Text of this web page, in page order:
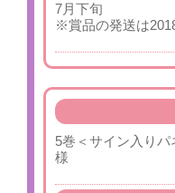
7月下旬
※賞品の発送は
5巻＜サイン入り
様